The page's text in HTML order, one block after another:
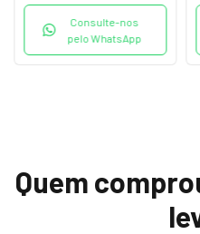
Consulte-nos
pelo WhatsApp
Quem